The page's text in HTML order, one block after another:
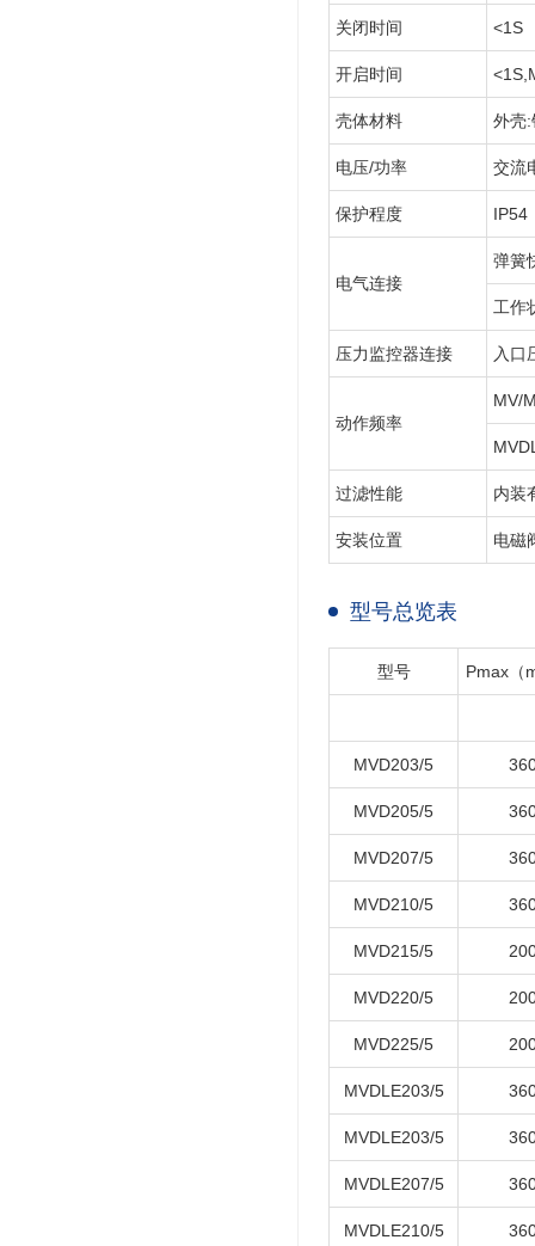
关闭时间 <1S
开启时间
壳体材料 外壳:
电压/功率 交流
保护程度 IP54
电气连接
弹簧
工作
压力监控器连接 入口
动作频率
MV/
过滤性能 内装
安装位置 电磁
型号总览表
型号 Pmax（
MVD203/5
MVD205/5
MVD207/5
MVD210/5
MVD215/5
MVD220/5
MVD225/5
MVDLE203/5
MVDLE203/5
MVDLE207/5
MVDLE210/5